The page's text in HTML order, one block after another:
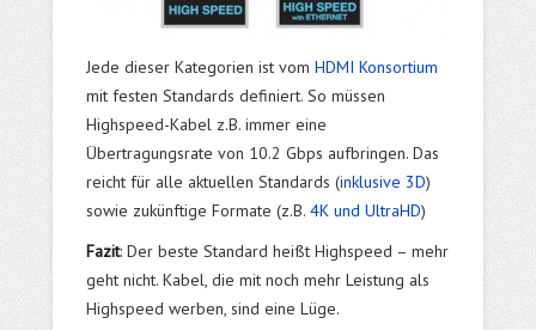
Jede dieser Kategorien ist vom HDMI Konsortium
mit festen Standards definiert. So müssen
Highspeed-Kabel z.B. immer eine
Übertragungsrate von 10.2 Gbps aufbringen. Das
reicht für alle aktuellen Standards (inklusive 3D)
sowie zukünftige Formate (z.B. 4K und UltraHD)
Fazit: Der beste Standard heißt Highspeed – mehr
geht nicht. Kabel, die mit noch mehr Leistung als
Highspeed werben, sind eine Lüge.